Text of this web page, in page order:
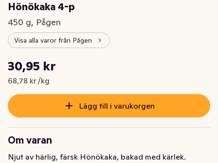
Hönökaka 4-p
450 g, Pågen
Visa alla varor från Pågen
Nuvarande pris är: 30,95 kr
30,95 kr
68,78 kr /kg
Styckpris: 68,78 kr /kg
Lägg till i varukorgen
Om varan
Njut av härlig, färsk Hönökaka, bakad med kärlek.